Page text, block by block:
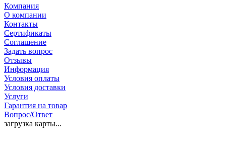
Компания
О компании
Контакты
Сертификаты
Соглашение
Задать вопрос
Отзывы
Информация
Условия оплаты
Условия доставки
Услуги
Гарантия на товар
Вопрос/Ответ
загрузка карты...